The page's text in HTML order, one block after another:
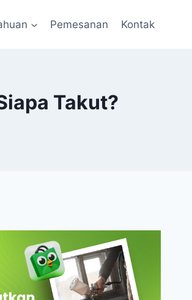
Pemesanan Kontak
Takut?